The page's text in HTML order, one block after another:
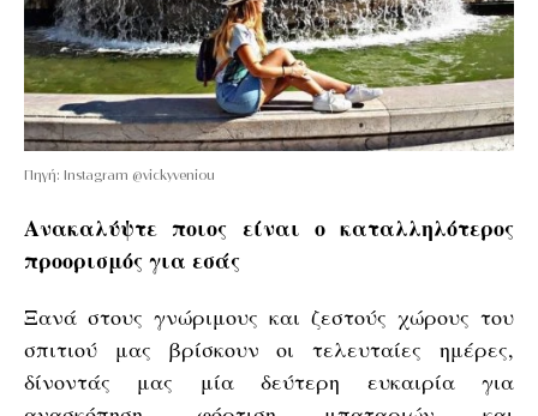
Πηγή: Instagram @vickyveniou
Ανακαλύψτε ποιος είναι ο καταλληλότερος
προορισμός για εσάς
Ξανά στους γνώριμους και ζεστούς χώρους του
σπιτιού μας βρίσκουν οι τελευταίες ημέρες,
δίνοντάς μας μία δεύτερη ευκαιρία για